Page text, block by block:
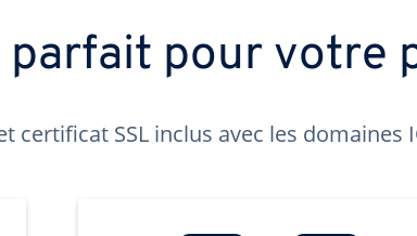
parfait pour votre
SSL inclus avec les domaines